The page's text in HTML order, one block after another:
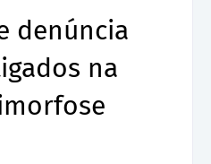
denúncia
na